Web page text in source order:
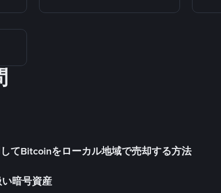
てBitcoinをローカル地域で売却する方法
暗号資産